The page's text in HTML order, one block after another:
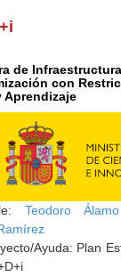
de
con
Aprendizaje
Teodoro
Ayuda: Plan